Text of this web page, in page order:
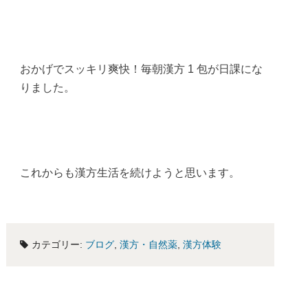
おかげでスッキリ爽快！毎朝漢方 1 包が日課にな
りました。
これからも漢方生活を続けようと思います。
カテゴリー: ブログ, 漢方・自然薬, 漢方体験